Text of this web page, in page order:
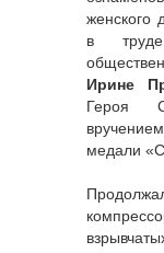
женского
в
Ирине
Героя
медали